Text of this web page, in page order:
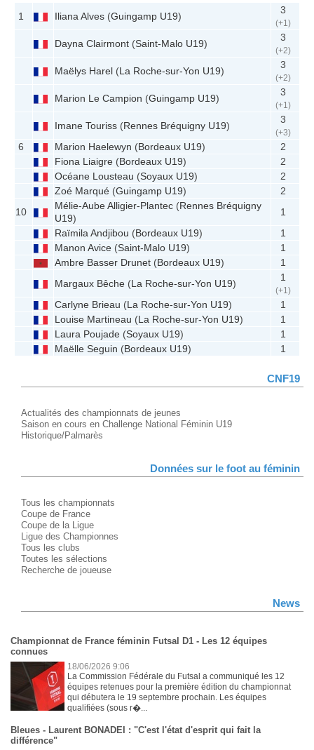
1 Iliana Alves (Guingamp U19)
3
(+1)
Dayna Clairmont (Saint-Malo U19)
3
(+2)
Maëlys Harel (La Roche-sur-Yon U19)
3
(+2)
Marion Le Campion (Guingamp U19)
3
(+1)
Imane Touriss (Rennes Bréquigny U19)
3
(+3)
6 Marion Haelewyn (Bordeaux U19)
2
Fiona Liaigre (Bordeaux U19)
2
Océane Lousteau (Soyaux U19)
2
Zoé Marqué (Guingamp U19)
2
10
Mélie-Aube Alligier-Plantec (Rennes Bréquigny
U19)
1
Raïmila Andjibou (Bordeaux U19)
1
Manon Avice (Saint-Malo U19)
1
Ambre Basser Drunet (Bordeaux U19)
1
Margaux Bêche (La Roche-sur-Yon U19)
1
(+1)
Carlyne Brieau (La Roche-sur-Yon U19)
1
Louise Martineau (La Roche-sur-Yon U19)
1
Laura Poujade (Soyaux U19)
1
Maëlle Seguin (Bordeaux U19) 1
CNF19
Actualités des championnats de jeunes
Saison en cours en Challenge National Féminin U19
Historique/Palmarès
Données sur le foot au féminin
Tous les championnats
Coupe de France
Coupe de la Ligue
Ligue des Championnes
Tous les clubs
Toutes les sélections
Recherche de joueuse
News
Championnat de France féminin Futsal D1 - Les 12 équipes
connues
18/06/2026 9:06
La Commission Fédérale du Futsal a communiqué les 12
équipes retenues pour la première édition du championnat
qui débutera le 19 septembre prochain. Les équipes
qualifiées (sous r�...
Bleues - Laurent BONADEI : "C'est l'état d'esprit qui fait la
différence"